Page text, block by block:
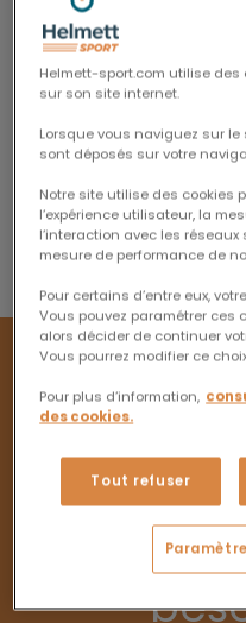
Karim Laghouag et
dévoilent leurs
équidé à la
Lire l'article
Avec
je
Helmett-sport.com utilise des
sur son site internet.
Lorsque vous naviguez sur le
sont déposés sur votre
Notre site utilise des cookies
l’expérience utilisateur, la
l’interaction avec les
mesure de performance de
Pour certains d’entre eux,
Vous pouvez paramétrer ces
alors décider de continuer
Vous pourrez modifier ce
Pour plus d’information,
des cookies.
Tout refuser